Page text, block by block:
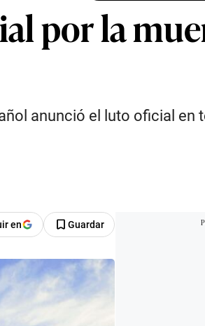
por la
anunció el luto oficial en
en Guardar